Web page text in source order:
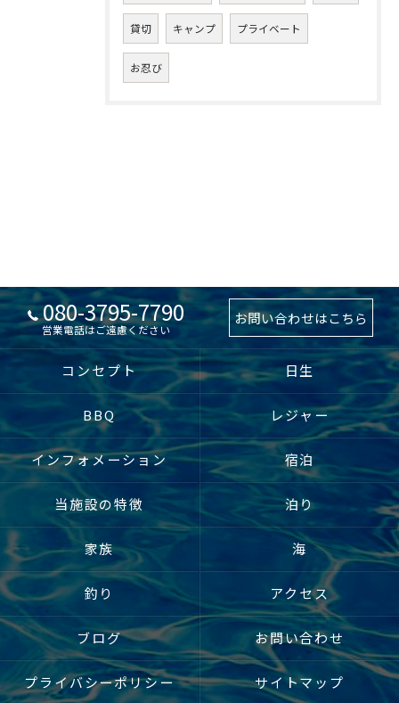
貸切 キャンプ プライベート
お忍び
080-3795-7790
営業電話はご遠慮ください
お問い合わせはこちら
コンセプト 日生
BBQ レジャー
インフォメーション 宿泊
当施設の特徴 泊り
家族 海
釣り アクセス
ブログ お問い合わせ
プライバシーポリシー サイトマップ